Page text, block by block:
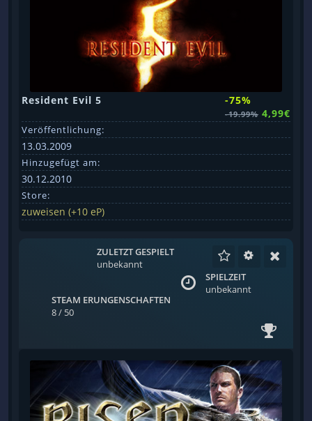
Resident Evil 5 -75%
-19.99% 4,99€
Veröffentlichung:
13.03.2009
Hinzugefügt am:
30.12.2010
Store:
zuweisen (+10 eP)
ZULETZT GESPIELT
unbekannt
SPIELZEIT
unbekannt
STEAM ERUNGENSCHAFTEN
8 / 50